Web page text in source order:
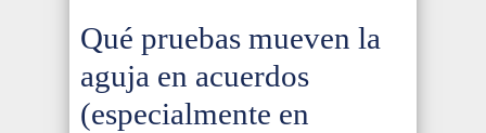
Qué pruebas mueven la
aguja en acuerdos
(especialmente en